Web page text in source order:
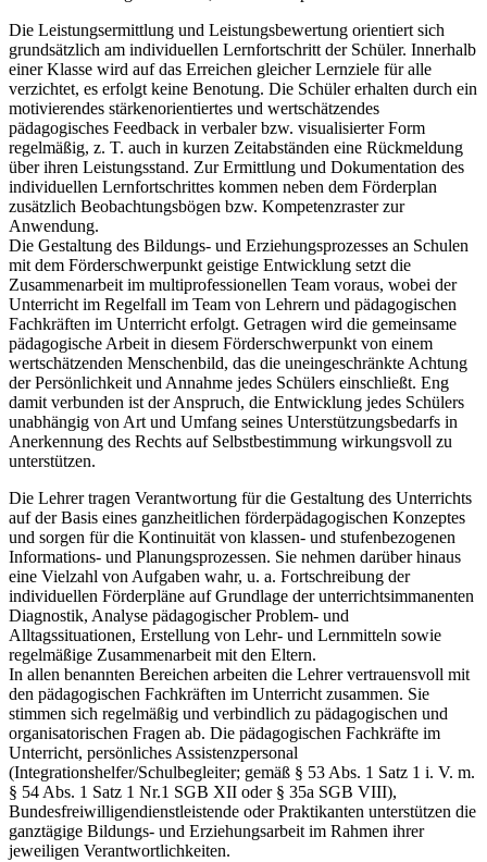
Die Leistungsermittlung und Leistungsbewertung orientiert sich
grundsätzlich am individuellen Lernfortschritt der Schüler. Innerhalb
einer Klasse wird auf das Erreichen gleicher Lernziele für alle
verzichtet, es erfolgt keine Benotung. Die Schüler erhalten durch ein
motivierendes stärkenorientiertes und wertschätzendes
pädagogisches Feedback in verbaler bzw. visualisierter Form
regelmäßig, z. T. auch in kurzen Zeitabständen eine Rückmeldung
über ihren Leistungsstand. Zur Ermittlung und Dokumentation des
individuellen Lernfortschrittes kommen neben dem Förderplan
zusätzlich Beobachtungsbögen bzw. Kompetenzraster zur
Anwendung.
Die Gestaltung des Bildungs- und Erziehungsprozesses an Schulen
mit dem Förderschwerpunkt geistige Entwicklung setzt die
Zusammenarbeit im multiprofessionellen Team voraus, wobei der
Unterricht im Regelfall im Team von Lehrern und pädagogischen
Fachkräften im Unterricht erfolgt. Getragen wird die gemeinsame
pädagogische Arbeit in diesem Förderschwerpunkt von einem
wertschätzenden Menschenbild, das die uneingeschränkte Achtung
der Persönlichkeit und Annahme jedes Schülers einschließt. Eng
damit verbunden ist der Anspruch, die Entwicklung jedes Schülers
unabhängig von Art und Umfang seines Unterstützungsbedarfs in
Anerkennung des Rechts auf Selbstbestimmung wirkungsvoll zu
unterstützen.
Die Lehrer tragen Verantwortung für die Gestaltung des Unterrichts
auf der Basis eines ganzheitlichen förderpädagogischen Konzeptes
und sorgen für die Kontinuität von klassen- und stufenbezogenen
Informations- und Planungsprozessen. Sie nehmen darüber hinaus
eine Vielzahl von Aufgaben wahr, u. a. Fortschreibung der
individuellen Förderpläne auf Grundlage der unterrichtsimmanenten
Diagnostik, Analyse pädagogischer Problem- und
Alltagssituationen, Erstellung von Lehr- und Lernmitteln sowie
regelmäßige Zusammenarbeit mit den Eltern.
In allen benannten Bereichen arbeiten die Lehrer vertrauensvoll mit
den pädagogischen Fachkräften im Unterricht zusammen. Sie
stimmen sich regelmäßig und verbindlich zu pädagogischen und
organisatorischen Fragen ab. Die pädagogischen Fachkräfte im
Unterricht, persönliches Assistenzpersonal
(Integrationshelfer/Schulbegleiter; gemäß § 53 Abs. 1 Satz 1 i. V. m.
§ 54 Abs. 1 Satz 1 Nr.1 SGB XII oder § 35a SGB VIII),
Bundesfreiwilligendienstleistende oder Praktikanten unterstützen die
ganztägige Bildungs- und Erziehungsarbeit im Rahmen ihrer
jeweiligen Verantwortlichkeiten.